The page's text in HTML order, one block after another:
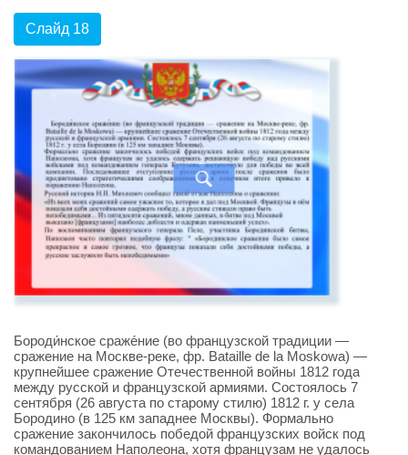
Слайд 18
Бороди́нское сраже́ние (во французской традиции —
сражение на Москве-реке, фр. Bataille de la Moskowa) —
крупнейшее сражение Отечественной войны 1812 года
между русской и французской армиями. Состоялось 7
сентября (26 августа по старому стилю) 1812 г. у села
Бородино (в 125 км западнее Москвы). Формально
сражение закончилось победой французских войск под
командованием Наполеона, хотя французам не удалось